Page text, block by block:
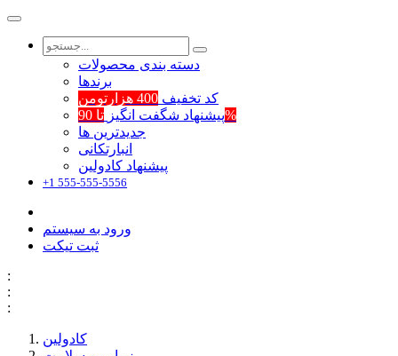
دسته بندی محصولات
برند‌ها
کد تخفیف 400 هزارتومن
پیشنهاد شگفت انگیزتا 90%
جدیدترین ها
انبارتکانی
پیشنهاد کادولین
+1 555-555-5556
ورود به سیستم
ثبت تیکت
:
:
:
کادولین